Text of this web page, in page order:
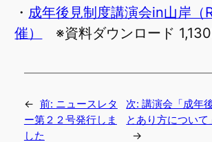
・ 成年後見制度講演会in山岸（
催）
※資料ダウンロード
← 前: ニュースレタ
ー第２２号発行しま
した
次:講演会「成年
とあり方につい
→